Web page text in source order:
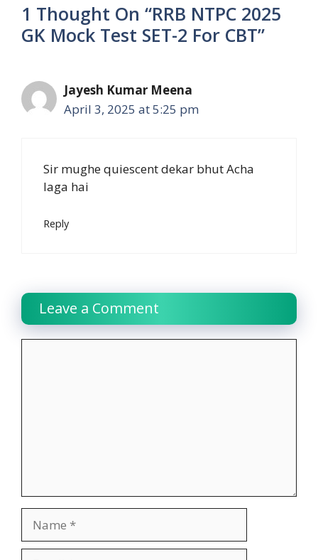
1 Thought On “RRB NTPC 2025
GK Mock Test SET-2 For CBT”
Jayesh Kumar Meena
April 3, 2025 at 5:25 pm
Sir mughe quiescent dekar bhut Acha
laga hai
Reply
Leave a Comment